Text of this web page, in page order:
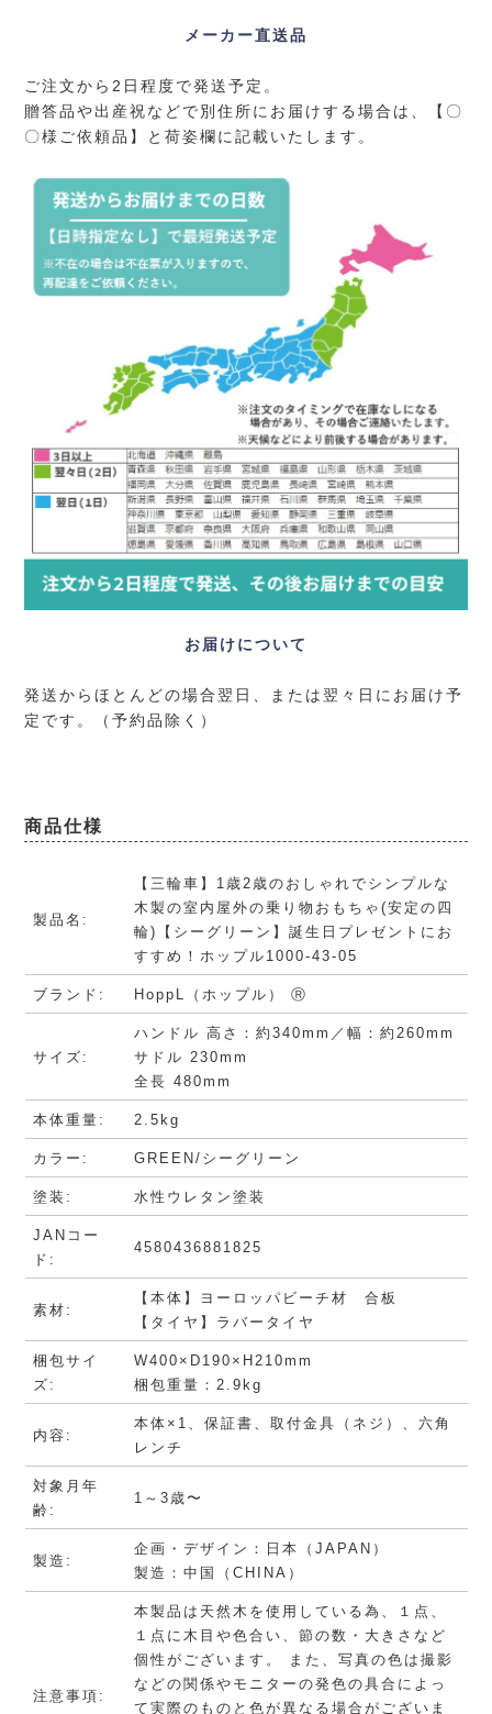
メーカー直送品
ご注文から2日程度で発送予定。
贈答品や出産祝などで別住所にお届けする場合は、【〇
〇様ご依頼品】と荷姿欄に記載いたします。
お届けについて
発送からほとんどの場合翌日、または翌々日にお届け予
定です。（予約品除く）
商品仕様
製品名:
【三輪車】1歳2歳のおしゃれでシンプルな
木製の室内屋外の乗り物おもちゃ(安定の四
輪)【シーグリーン】誕生日プレゼントにお
すすめ！ホップル1000-43-05
ブランド: HoppL（ホップル） Ⓡ
サイズ:
ハンドル 高さ：約340mm／幅：約260mm
サドル 230mm
全長 480mm
本体重量: 2.5kg
カラー: GREEN/シーグリーン
塗装: 水性ウレタン塗装
JANコー
ド:
4580436881825
素材:
【本体】ヨーロッパビーチ材 合板
【タイヤ】ラバータイヤ
梱包サイ
ズ:
W400×D190×H210mm
梱包重量：2.9kg
内容:
本体×1、保証書、取付金具（ネジ）、六角
レンチ
対象月年
齢:
1～3歳〜
製造:
企画・デザイン：日本（JAPAN）
製造：中国（CHINA）
注意事項:
本製品は天然木を使用している為、１点、
１点に木目や色合い、節の数・大きさなど
個性がございます。 また、写真の色は撮影
などの関係やモニターの発色の具合によっ
て実際のものと色が異なる場合がございま